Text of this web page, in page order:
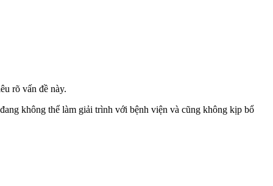
rõ vấn đề này.
không thể làm giải trình với bệnh viện và cũng không kịp bổ